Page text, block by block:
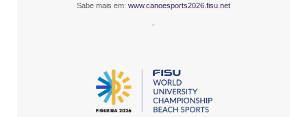
Sabe mais em: www.canoesports2026.fisu.net
-